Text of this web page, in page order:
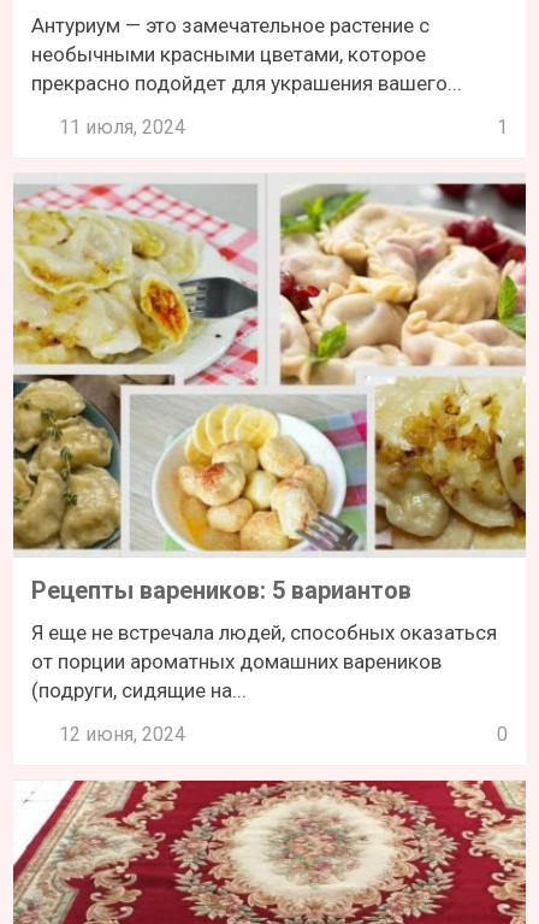
Антуриум — это замечательное растение с
необычными красными цветами, которое
прекрасно подойдет для украшения вашего...
11 июля, 2024 1
Рецепты вареников: 5 вариантов
Я еще не встречала людей, способных оказаться
от порции ароматных домашних вареников
(подруги, сидящие на...
12 июня, 2024 0